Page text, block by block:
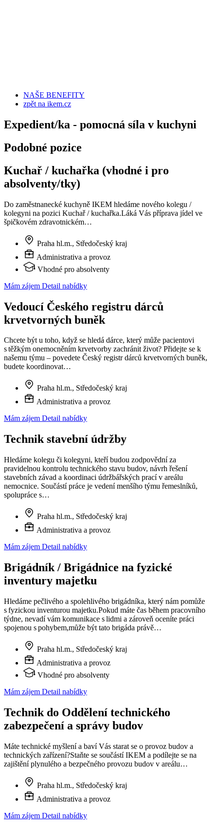
NAŠE BENEFITY
zpět na ikem.cz
Expedient/ka - pomocná síla v kuchyni
Podobné pozice
Kuchař / kuchařka (vhodné i pro
absolventy/tky)
Do zaměstnanecké kuchyně IKEM hledáme nového kolegu /
kolegyni na pozici Kuchař / kuchařka.Láká Vás příprava jídel ve
špičkovém zdravotnickém…
Praha hl.m., Středočeský kraj
Administrativa a provoz
Vhodné pro absolventy
Mám zájem Detail nabídky
Vedoucí Českého registru dárců
krvetvorných buněk
Chcete být u toho, když se hledá dárce, který může pacientovi
s těžkým onemocněním krvetvorby zachránit život? Přidejte se k
našemu týmu – povedete Český registr dárců krvetvorných buněk,
budete koordinovat…
Praha hl.m., Středočeský kraj
Administrativa a provoz
Mám zájem Detail nabídky
Technik stavební údržby
Hledáme kolegu či kolegyni, kteří budou zodpovědní za
pravidelnou kontrolu technického stavu budov, návrh řešení
stavebních závad a koordinaci údržbářských prací v areálu
nemocnice. Součástí práce je vedení menšího týmu řemeslníků,
spolupráce s…
Praha hl.m., Středočeský kraj
Administrativa a provoz
Mám zájem Detail nabídky
Brigádník / Brigádnice na fyzické
inventury majetku
Hledáme pečlivého a spolehlivého brigádníka, který nám pomůže
s fyzickou inventurou majetku.Pokud máte čas během pracovního
týdne, nevadí vám komunikace s lidmi a zároveň oceníte práci
spojenou s pohybem,může být tato brigáda právě…
Praha hl.m., Středočeský kraj
Administrativa a provoz
Vhodné pro absolventy
Mám zájem Detail nabídky
Technik do Oddělení technického
zabezpečení a správy budov
Máte technické myšlení a baví Vás starat se o provoz budov a
technických zařízení?Staňte se součástí IKEM a podílejte se na
zajištění plynulého a bezpečného provozu budov v areálu…
Praha hl.m., Středočeský kraj
Administrativa a provoz
Mám zájem Detail nabídky